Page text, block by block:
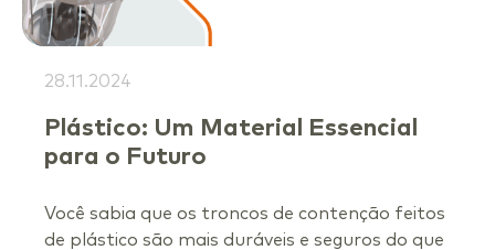
28.11.2024
Plástico: Um Material Essencial
para o Futuro
Você sabia que os troncos de contenção feitos
de plástico são mais duráveis e seguros do que